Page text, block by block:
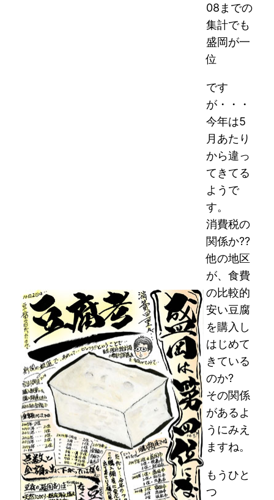
08までの
集計でも
盛岡が一
位
です
が・・・
今年は5
月あたり
から違っ
てきてる
ようで
す。
消費税の
関係か??
他の地区
が、食費
の比較的
安い豆腐
を購入し
はじめて
きている
のか?
その関係
があるよ
うにみえ
ますね。
もうひと
つ